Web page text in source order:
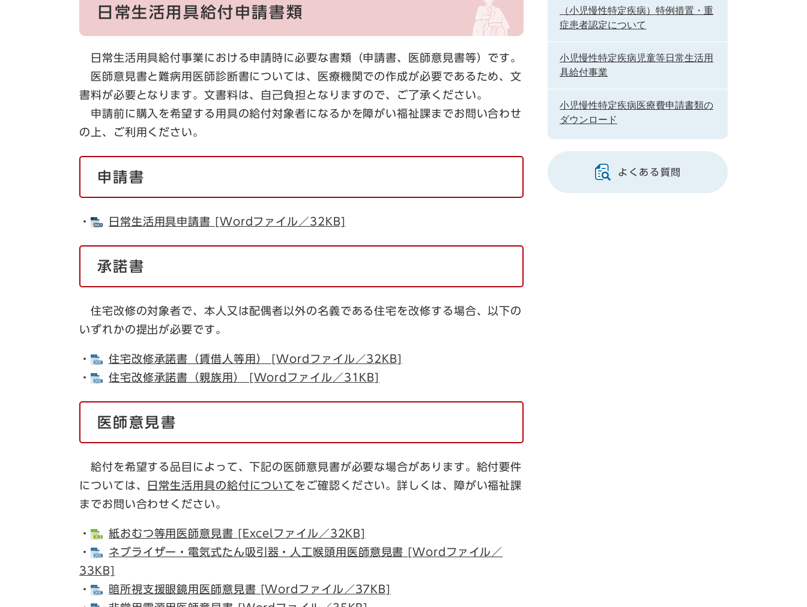
日常生活用具給付申請書類
日常生活用具給付事業における申請時に必要な書類（申請書、医師意見書等）です。
医師意見書と難病用医師診断書については、医療機関での作成が必要であるため、文
書料が必要となります。文書料は、自己負担となりますので、ご了承ください。
申請前に購入を希望する用具の給付対象者になるかを障がい福祉課までお問い合わせ
の上、ご利用ください。
申請書
・ 日常生活用具申請書 [Wordファイル／32KB]
承諾書
住宅改修の対象者で、本人又は配偶者以外の名義である住宅を改修する場合、以下の
いずれかの提出が必要です。
​・
住宅改修承諾書（賃借人等用） [Wordファイル／32KB]
・
住宅改修承諾書（親族用） [Wordファイル／31KB]
医師意見書
給付を希望する品目によって、下記の医師意見書が必要な場合があります。給付要件
については、
日常生活用具の給付についてをご確認ください。詳しくは、障がい福祉課
までお問い合わせください。
・
紙おむつ等用医師意見書 [Excelファイル／32KB]
・​
ネブライザー・電気式たん吸引器・人工喉頭用医師意見書 [Wordファイル／
33KB]
・
暗所視支援眼鏡用医師意見書 [Wordファイル／37KB]
（小児慢性特定疾病）特例措置・重
症患者認定について
小児慢性特定疾病児童等日常生活用
具給付事業
小児慢性特定疾病医療費申請書類の
ダウンロード
よくある質問